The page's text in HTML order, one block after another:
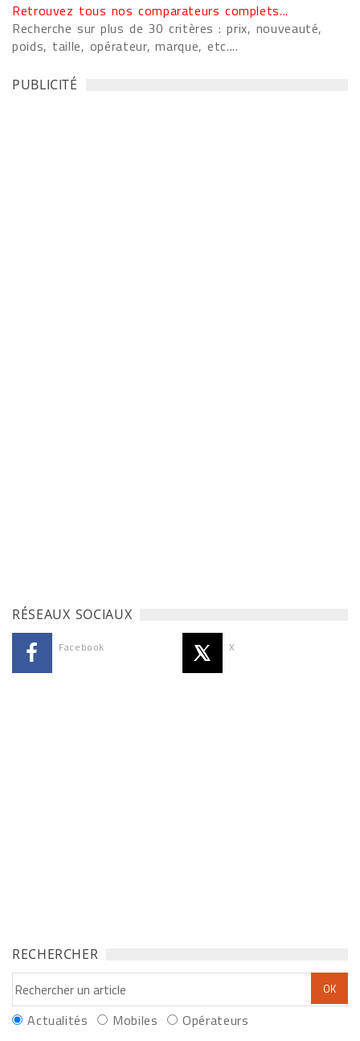
Retrouvez tous nos comparateurs complets...
Recherche sur plus de 30 critères : prix, nouveauté,
poids, taille, opérateur, marque, etc....
PUBLICITÉ
RÉSEAUX SOCIAUX
Facebook X
RECHERCHER
Actualités Mobiles Opérateurs